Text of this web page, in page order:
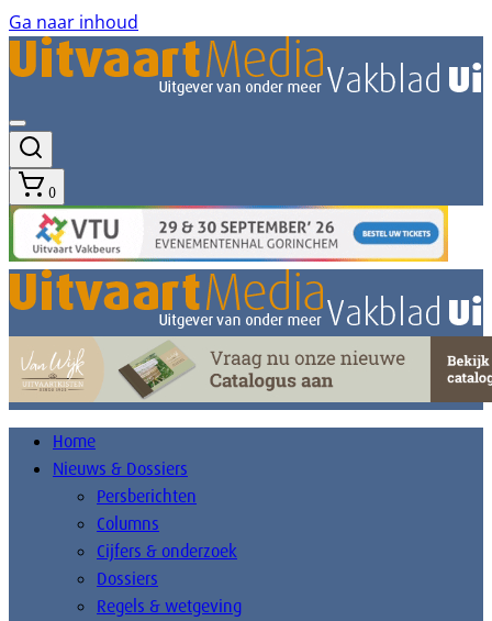
Ga naar inhoud
0
Home
Nieuws & Dossiers
Persberichten
Columns
Cijfers & onderzoek
Dossiers
Regels & wetgeving